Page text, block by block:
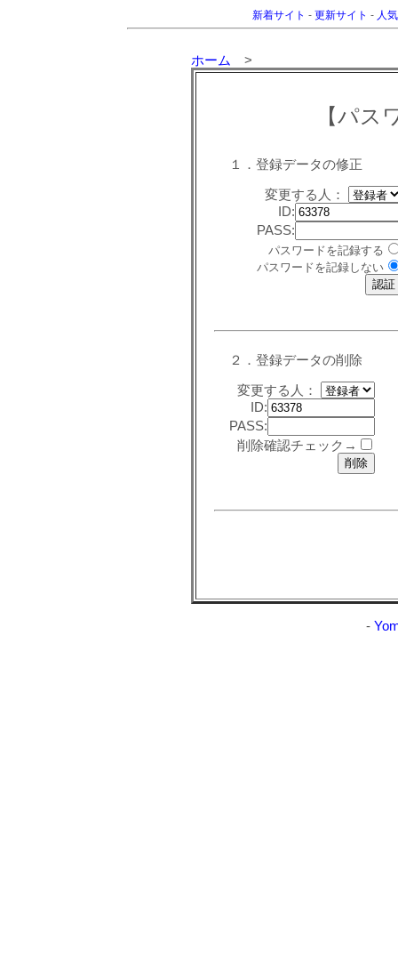
新着サイト - 更新サイト - 人
ホーム >
【パス
１．登録データの修正
変更する人：
ID:
PASS:
パスワードを記録する
パスワードを記録しない
２．登録データの削除
変更する人：
ID:
PASS:
削除確認チェック→
-